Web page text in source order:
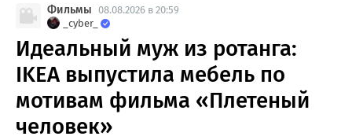
Фильмы 08.08.2026 в 20:59
_cyber_
Идеальный муж из ротанга:
IKEA выпустила мебель по
мотивам фильма «Плетеный
человек»